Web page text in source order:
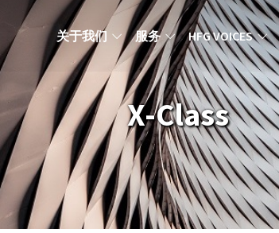
MAIN NAVIGATION ZH
关于我们 服务 HFG VOICES
X-Class